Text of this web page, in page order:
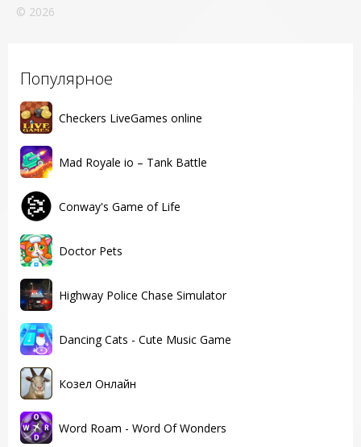
Популярное
Checkers LiveGames online
Mad Royale io – Tank Battle
Conway's Game of Life
Doctor Pets
Highway Police Chase Simulator
Dancing Cats - Cute Music Game
Козел Онлайн
Word Roam - Word Of Wonders
© 2026